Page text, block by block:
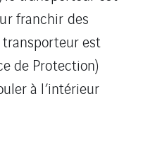
franchir des
transporteur est
de Protection)
à l’intérieur